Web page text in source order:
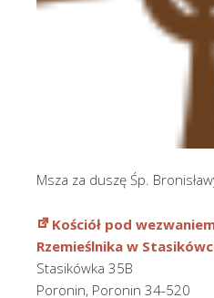
Msza za duszę Śp.
Kościół pod
Rzemieślnika w
Stasikówka 35B
Poronin, Poronin 34-520